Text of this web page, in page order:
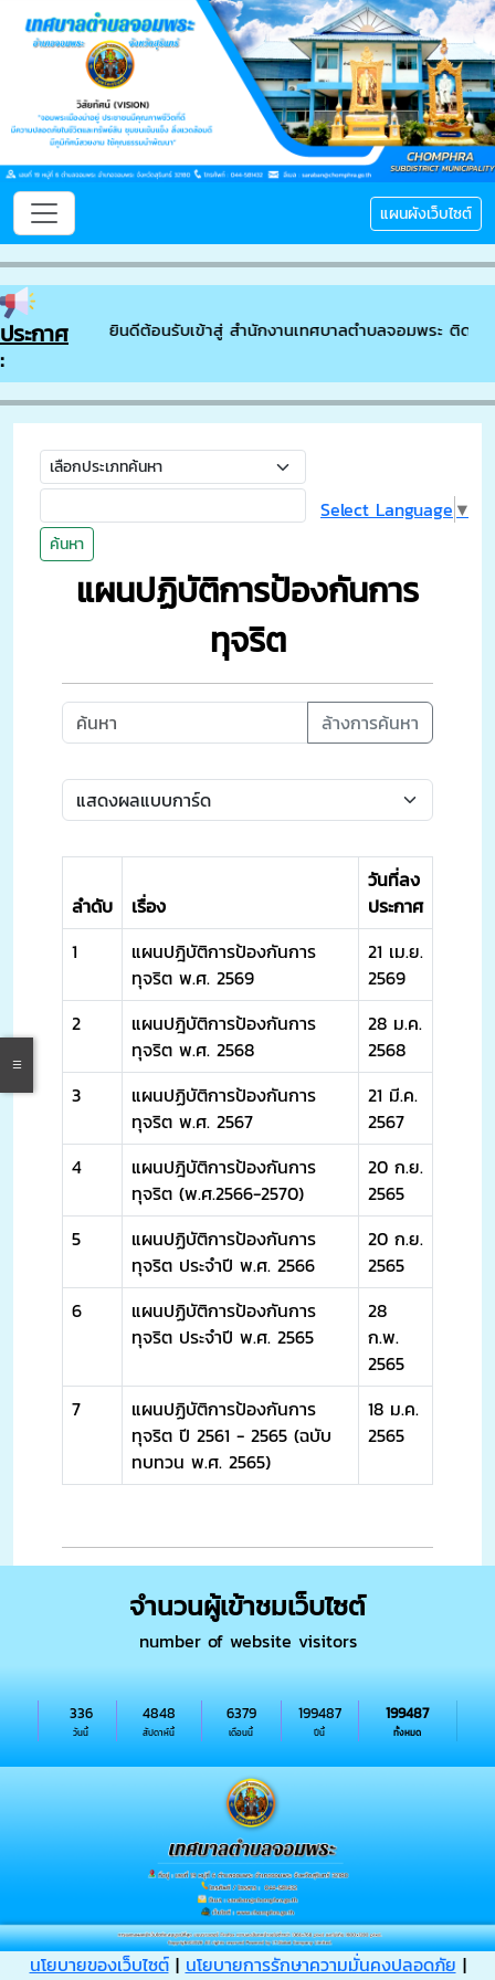
แผนผังเว็บไซต์
ประกาศ
:
ยินดีต้อนรับเข้าสู่ สำนักงานเทศบาลตำบลจอมพระ ติดต่
ค้นหา
Select Language ▼
แผนปฏิบัติการป้องกันการ
ทุจริต
ล้างการค้นหา
ลำดับ เรื่อง
วันที่ลง
ประกาศ
1
แผนปฎิบัติการป้องกันการ
ทุจริต พ.ศ. 2569
21 เม.ย.
2569
2
แผนปฎิบัติการป้องกันการ
ทุจริต พ.ศ. 2568
28 ม.ค.
2568
3
แผนปฏิบัติการป้องกันการ
ทุจริต พ.ศ. 2567
21 มี.ค.
2567
4
แผนปฎิบัติการป้องกันการ
ทุจริต (พ.ศ.2566-2570)
20 ก.ย.
2565
5
แผนปฏิบัติการป้องกันการ
ทุจริต ประจำปี พ.ศ. 2566
20 ก.ย.
2565
6
แผนปฏิบัติการป้องกันการ
ทุจริต ประจำปี พ.ศ. 2565
28
ก.พ.
2565
7
แผนปฏิบัติการป้องกันการ
ทุจริต ปี 2561 - 2565 (ฉบับ
ทบทวน พ.ศ. 2565)
18 ม.ค.
2565
จำนวนผู้เข้าชมเว็บไซต์
number of website visitors
วันนี้
336
สัปดาห์นี้
4848
เดือนนี้
6379
ปีนี้
199487
ทั้งหมด
199487
นโยบายของเว็บไซต์| นโยบายการรักษาความมั่นคงปลอดภัย |